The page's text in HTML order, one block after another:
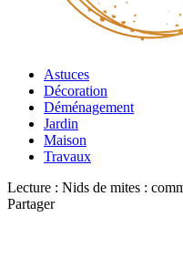
Astuces
Décoration
Déménagement
Jardin
Maison
Travaux
Lecture : Nids de mites :
Partager